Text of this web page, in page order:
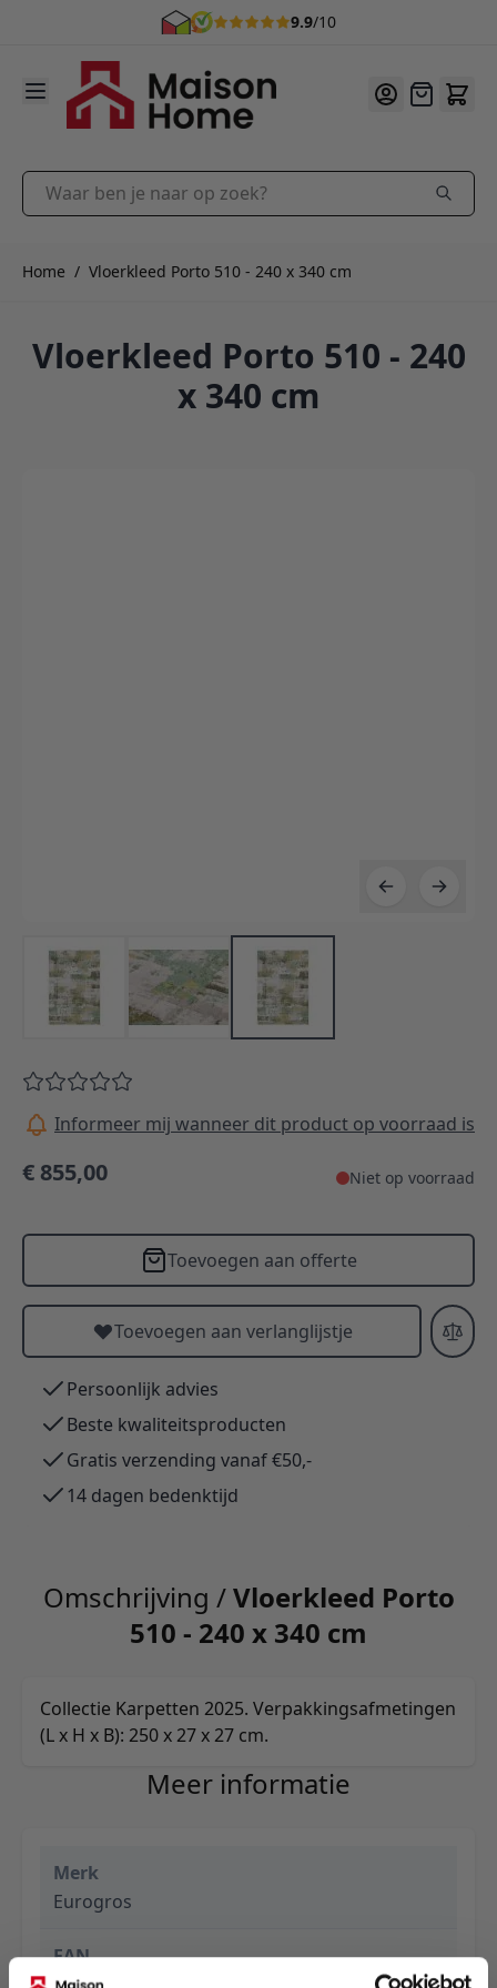
9.9/10
Ga naar de inhoud
Offerte
Waar ben je naar op zoek?
Home / Vloerkleed Porto 510 - 240 x 340 cm
Vloerkleed Porto 510 - 240
x 340 cm
Informeer mij wanneer dit product op voorraad is
€ 855,00 Niet op voorraad
Toevoegen aan offerte
Toevoegen aan verlanglijstje
Persoonlijk advies
Beste kwaliteitsproducten
Gratis verzending vanaf €50,-
14 dagen bedenktijd
Omschrijving /Vloerkleed Porto
510 - 240 x 340 cm
Collectie Karpetten 2025. Verpakkingsafmetingen
(L x H x B): 250 x 27 x 27 cm.
Meer informatie
Merk
Eurogros
EAN